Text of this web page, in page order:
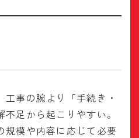
事の腕より「手続き・
足から起こりやすい。
規模や内容に応じて必要